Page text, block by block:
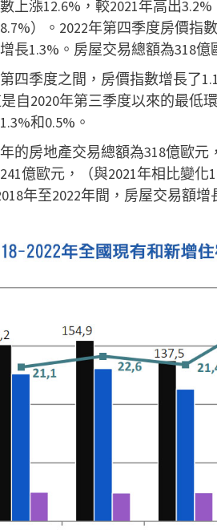
上漲12.6%，較2021年高出
）。2022年第四季度房價指
長1.3%。房屋交易總額為318億
四季度之間，房價指數增長了
自2020年第三季度以來的最低
和0.5%。
的房地產交易總額為318億歐元
億歐元，（與2021年相比變化
年至2022年間，房屋交易額增